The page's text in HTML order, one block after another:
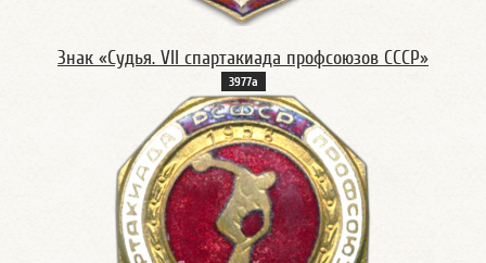
Знак «Судья. VII спартакиада профсоюзов СССР»
3977а